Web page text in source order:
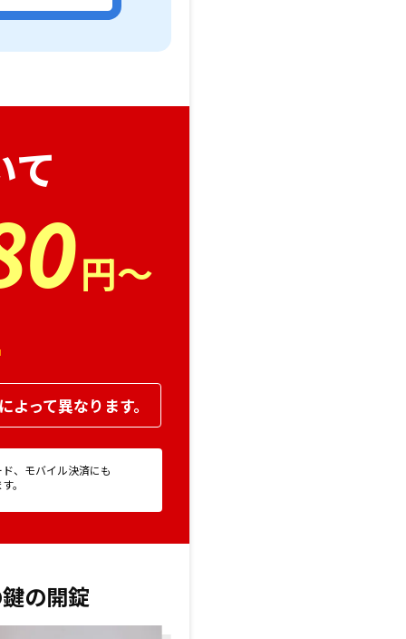
て
円～
って異なります。
、モバイル決済にも
。
の開錠